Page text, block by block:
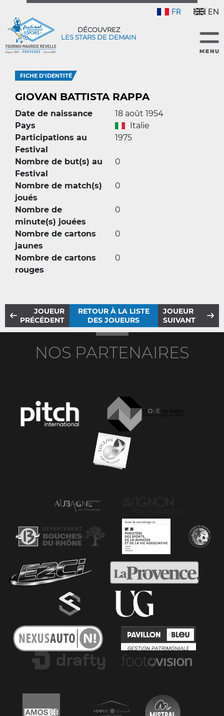
FR EN
DÉCOUVREZ
LES STARS DE DEMAIN
FICHE D'IDENTITÉ
GIOVAN BATTISTA RAPPA
Date de naissance
18 août 1954
Pays
Italie
Participations au
Festival
1975
Nombre de but(s) au
Festival
0
Nombre de match(s)
joués
0
Nombre de
minute(s) jouées
0
Nombre de cartons
jaunes
0
Nombre de cartons
rouges
0
JOUEUR
PRÉCÉDENT
RETOUR À LA LISTE
DES JOUEURS
JOUEUR
SUIVANT
NOS PARTENAIRES